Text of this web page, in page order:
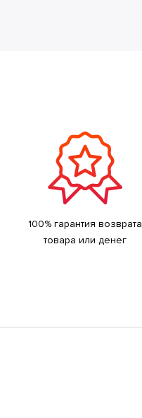
100% гарантия возврата
товара или денег